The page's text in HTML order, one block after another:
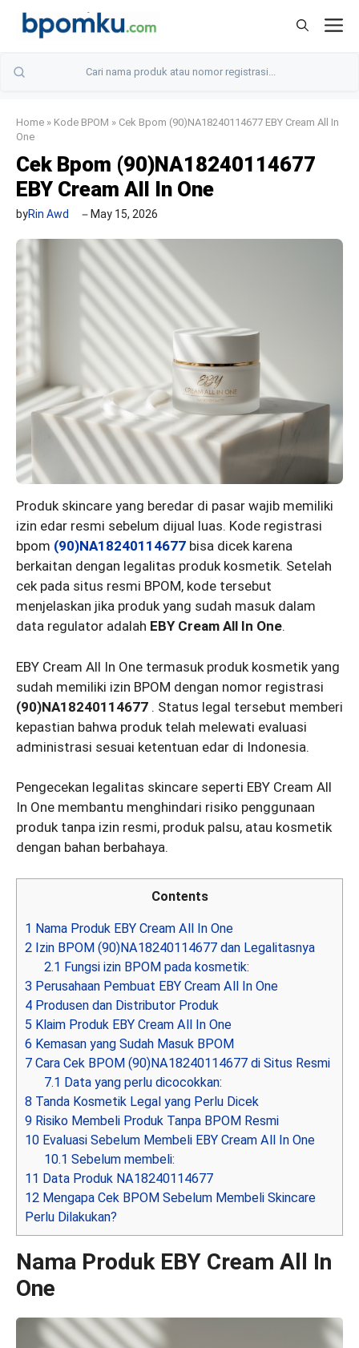
Skip
Home » Kode BPOM » Cek Bpom (90)NA18240114677 EBY Cream All In
One
Cek Bpom (90)NA18240114677
EBY Cream All In One
byRin Awd May 15, 2026
Produk skincare yang beredar di pasar wajib memiliki
izin edar resmi sebelum dijual luas. Kode registrasi
bpom (90)NA18240114677 bisa dicek karena
berkaitan dengan legalitas produk kosmetik. Setelah
cek pada situs resmi BPOM, kode tersebut
menjelaskan jika produk yang sudah masuk dalam
data regulator adalah EBY Cream All In One.
EBY Cream All In One termasuk produk kosmetik yang
sudah memiliki izin BPOM dengan nomor registrasi
(90)NA18240114677 . Status legal tersebut memberi
kepastian bahwa produk telah melewati evaluasi
administrasi sesuai ketentuan edar di Indonesia.
Pengecekan legalitas skincare seperti EBY Cream All
In One membantu menghindari risiko penggunaan
produk tanpa izin resmi, produk palsu, atau kosmetik
dengan bahan berbahaya.
Contents
1 Nama Produk EBY Cream All In One
2 Izin BPOM (90)NA18240114677 dan Legalitasnya
2.1 Fungsi izin BPOM pada kosmetik:
3 Perusahaan Pembuat EBY Cream All In One
4 Produsen dan Distributor Produk
5 Klaim Produk EBY Cream All In One
6 Kemasan yang Sudah Masuk BPOM
7 Cara Cek BPOM (90)NA18240114677 di Situs Resmi
7.1 Data yang perlu dicocokkan:
8 Tanda Kosmetik Legal yang Perlu Dicek
9 Risiko Membeli Produk Tanpa BPOM Resmi
10 Evaluasi Sebelum Membeli EBY Cream All In One
10.1 Sebelum membeli:
11 Data Produk NA18240114677
12 Mengapa Cek BPOM Sebelum Membeli Skincare
Perlu Dilakukan?
Nama Produk EBY Cream All In
One